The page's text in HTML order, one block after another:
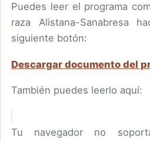
Puedes leer el programa
raza Alistana-Sanabresa
siguiente botón:
Descargar documento del
También puedes leerlo aquí:
Tu navegador no